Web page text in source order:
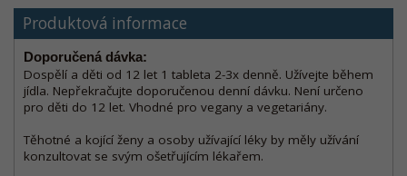
Produktová informace
Doporučená dávka:
Dospělí a děti od 12 let 1 tableta 2-3x denně. Užívejte během
jídla. Nepřekračujte doporučenou denní dávku. Není určeno
pro děti do 12 let. Vhodné pro vegany a vegetariány.
Těhotné a kojící ženy a osoby užívající léky by měly užívání
konzultovat se svým ošetřujícím lékařem.